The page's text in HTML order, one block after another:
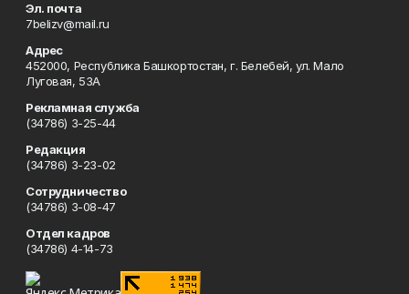
Эл. почта
7belizv@mail.ru
Адрес
452000, Республика Башкортостан, г. Белебей, ул. Мало
Луговая, 53А
Рекламная служба
(34786) 3-25-44
Редакция
(34786) 3-23-02
Сотрудничество
(34786) 3-08-47
Отдел кадров
(34786) 4-14-73